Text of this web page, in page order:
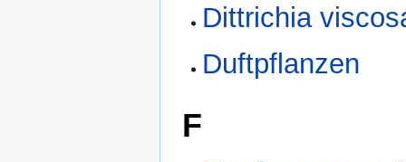
Dittrichia
Duftpflanzen
F